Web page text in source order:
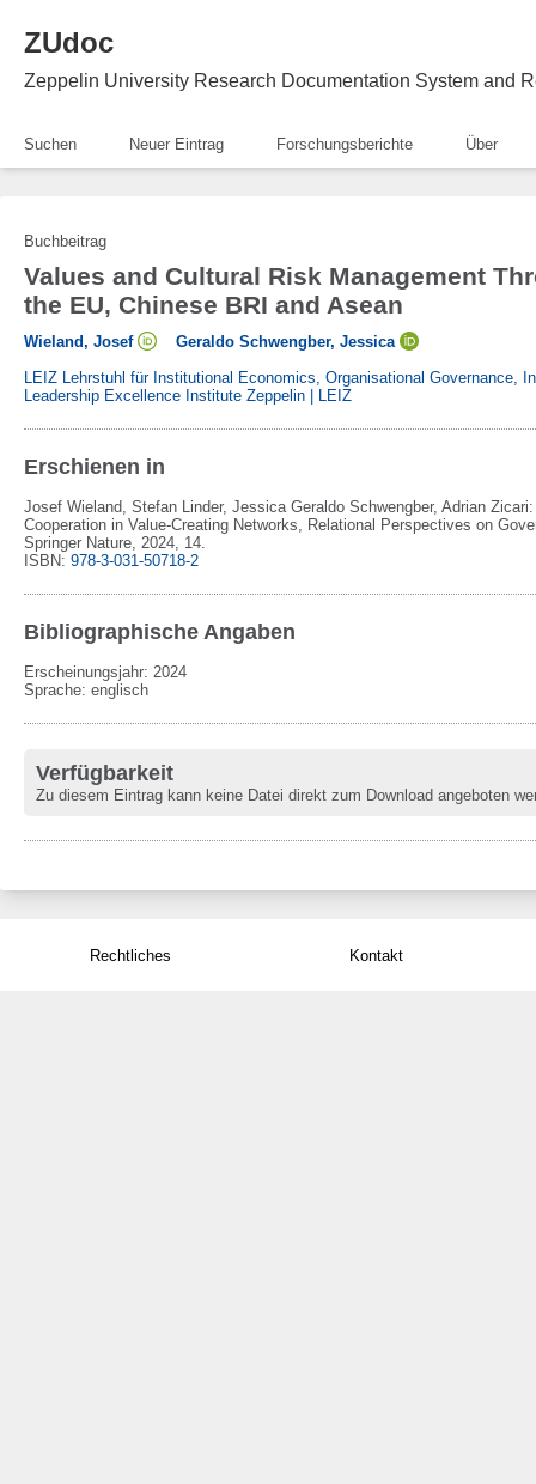
ZUdoc
Zeppelin University Research Documentation System and
Suchen Neuer Eintrag Forschungsberichte Über
Buchbeitrag
Values and Cultural Risk Management
the EU, Chinese BRI and Asean
Wieland, Josef Geraldo Schwengber, Jessica
LEIZ Lehrstuhl für Institutional Economics, Organisational Governance,
Leadership Excellence Institute Zeppelin | LEIZ
Erschienen in
Josef Wieland, Stefan Linder, Jessica Geraldo Schwengber, Adrian
Cooperation in Value-Creating Networks, Relational Perspectives on
Springer Nature, 2024, 14.
ISBN: 978-3-031-50718-2
Bibliographische Angaben
Erscheinungsjahr: 2024
Sprache: englisch
Verfügbarkeit
Zu diesem Eintrag kann keine Datei direkt zum Download angeboten
Rechtliches Kontakt